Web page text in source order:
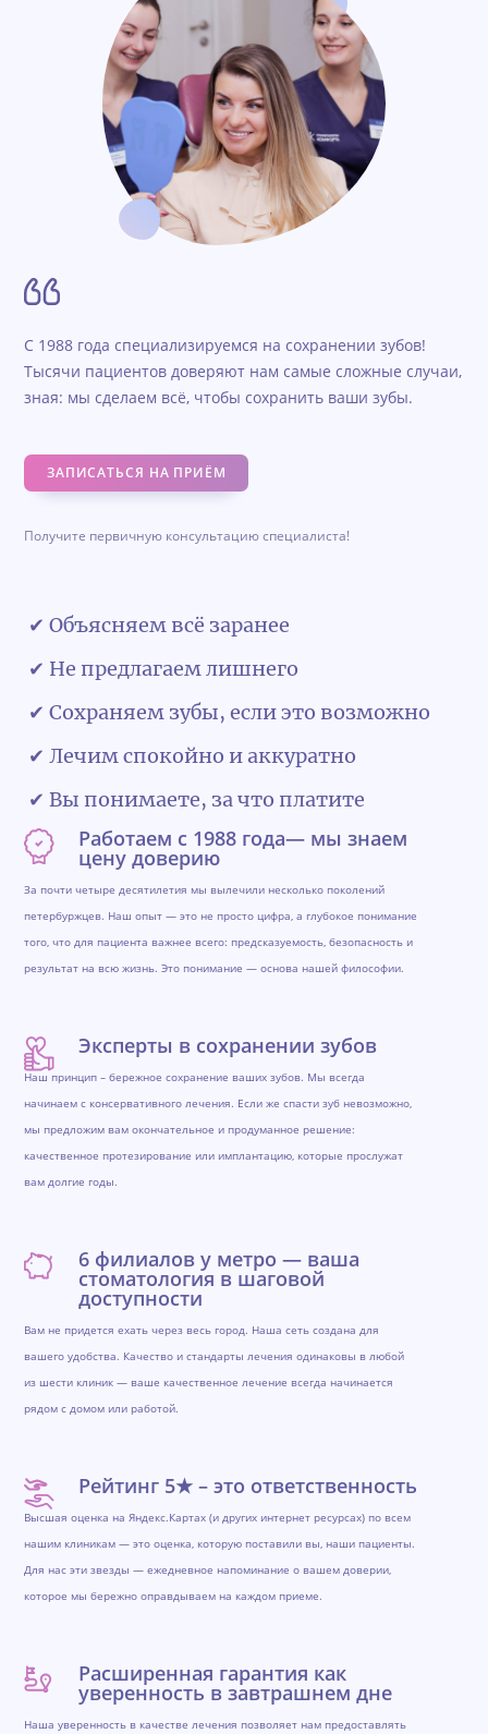
С 1988 года специализируемся на сохранении зубов!
Тысячи пациентов доверяют нам самые сложные случаи,
зная: мы сделаем всё, чтобы сохранить ваши зубы.
ЗАПИСАТЬСЯ НА ПРИЁМ
Получите первичную консультацию специалиста!
✔ Объясняем всё заранее
✔ Не предлагаем лишнего
✔ Сохраняем зубы, если это возможно
✔ Лечим спокойно и аккуратно
✔ Вы понимаете, за что платите
Работаем с 1988 года— мы знаем
цену доверию
За почти четыре десятилетия мы вылечили несколько поколений
петербуржцев. Наш опыт — это не просто цифра, а глубокое понимание
того, что для пациента важнее всего: предсказуемость, безопасность и
результат на всю жизнь. Это понимание — основа нашей философии.
Эксперты в сохранении зубов
Наш принцип – бережное сохранение ваших зубов. Мы всегда
начинаем с консервативного лечения. Если же спасти зуб невозможно,
мы предложим вам окончательное и продуманное решение:
качественное протезирование или имплантацию, которые прослужат
вам долгие годы.
6 филиалов у метро — ваша
стоматология в шаговой
доступности
Вам не придется ехать через весь город. Наша сеть создана для
вашего удобства. Качество и стандарты лечения одинаковы в любой
из шести клиник — ваше качественное лечение всегда начинается
рядом с домом или работой.
Рейтинг 5★ – это ответственность
Высшая оценка на Яндекс.Картах (и других интернет ресурсах) по всем
нашим клиникам — это оценка, которую поставили вы, наши пациенты.
Для нас эти звезды — ежедневное напоминание о вашем доверии,
которое мы бережно оправдываем на каждом приеме.
Расширенная гарантия как
уверенность в завтрашнем дне
Наша уверенность в качестве лечения позволяет нам предоставлять